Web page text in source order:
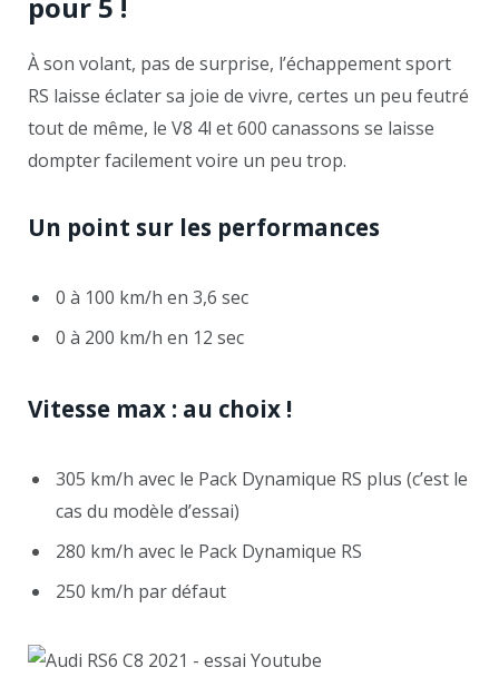
pour 5 !
À son volant, pas de surprise, l’échappement sport
RS laisse éclater sa joie de vivre, certes un peu feutré
tout de même, le V8 4l et 600 canassons se laisse
dompter facilement voire un peu trop.
Un point sur les performances
0 à 100 km/h en 3,6 sec
0 à 200 km/h en 12 sec
Vitesse max : au choix !
305 km/h avec le Pack Dynamique RS plus (c’est le
cas du modèle d’essai)
280 km/h avec le Pack Dynamique RS
250 km/h par défaut